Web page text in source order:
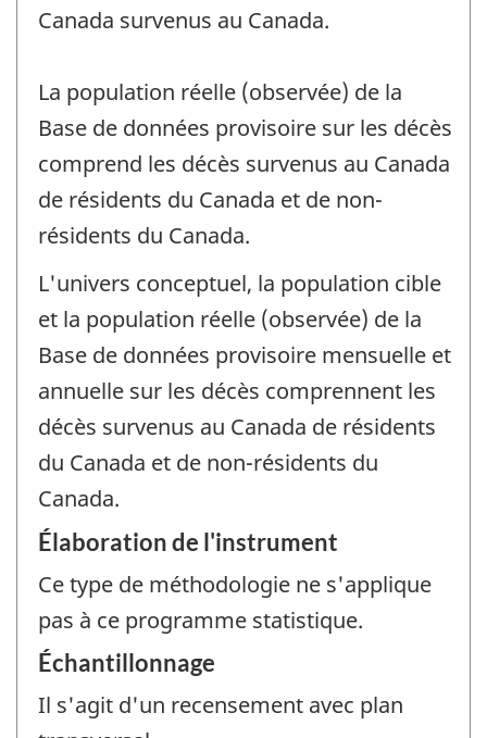
Canada survenus au Canada.
La population réelle (observée) de la
Base de données provisoire sur les décès
comprend les décès survenus au Canada
de résidents du Canada et de non-
résidents du Canada.
L'univers conceptuel, la population cible
et la population réelle (observée) de la
Base de données provisoire mensuelle et
annuelle sur les décès comprennent les
décès survenus au Canada de résidents
du Canada et de non-résidents du
Canada.
Élaboration de l'instrument
Ce type de méthodologie ne s'applique
pas à ce programme statistique.
Échantillonnage
Il s'agit d'un recensement avec plan